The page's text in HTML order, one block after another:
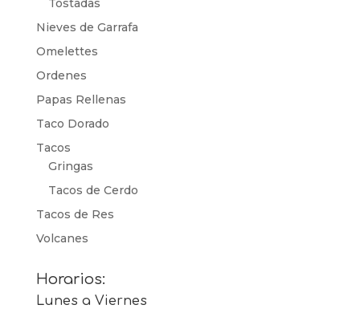
Tostadas
Nieves de Garrafa
Omelettes
Ordenes
Papas Rellenas
Taco Dorado
Tacos
Gringas
Tacos de Cerdo
Tacos de Res
Volcanes
Horarios:
Lunes a Viernes